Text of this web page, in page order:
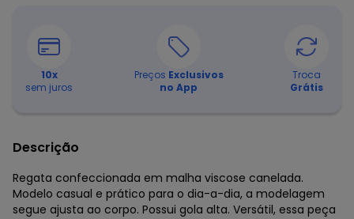
10x
sem juros
Preços Exclusivos
no App
Troca
Grátis
Descrição
Regata confeccionada em malha viscose canelada.
Modelo casual e prático para o dia-a-dia, a modelagem
segue ajusta ao corpo. Possui gola alta. Versátil, essa peça